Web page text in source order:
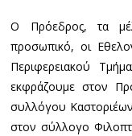
Ο Πρόεδρος, τα
προσωπικό, οι
Περιφερειακού
εκφράζουμε στον
συλλόγου
στον σύλλογο